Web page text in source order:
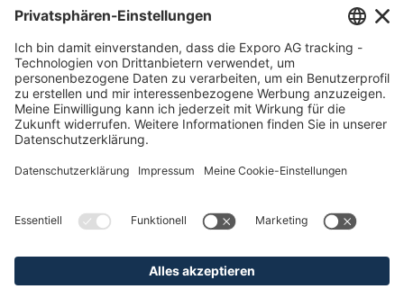
Statistik
Wiki
Standortanalyse
Hilfe & Kontakt
©Exporo AG 2026
AGB